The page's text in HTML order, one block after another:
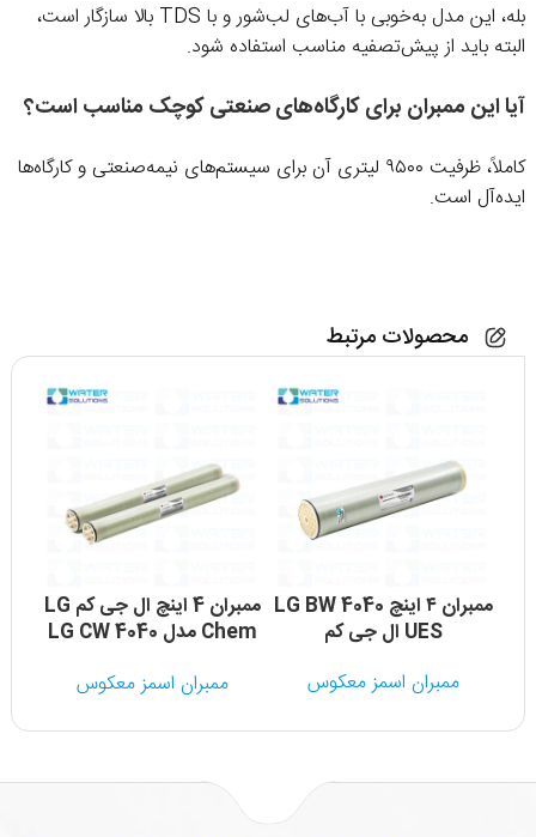
بله، این مدل به‌خوبی با آب‌های لب‌شور و با TDS بالا سازگار است،
البته باید از پیش‌تصفیه مناسب استفاده شود.
آیا این ممبران برای کارگاه‌های صنعتی کوچک مناسب است؟
کاملاً، ظرفیت ۹۵۰۰ لیتری آن برای سیستم‌های نیمه‌صنعتی و کارگاه‌ها
ایده‌آل است.
محصولات مرتبط
ممبران ۴ اینچ LG BW 4040
UES ال جی کم
ممبران اسمز معکوس
ممبران 4 اینچ ال جی کم LG
Chem مدل LG CW 4040
ممبران اسمز معکوس